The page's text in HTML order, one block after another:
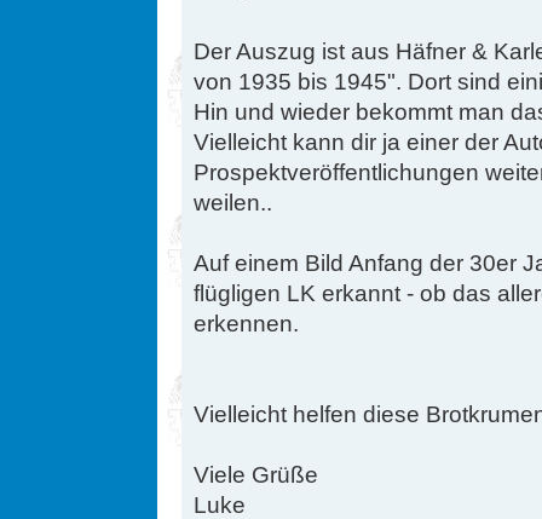
Der Auszug ist aus Häfner &
von 1935 bis 1945". Dort sind
Hin und wieder bekommt man
Vielleicht kann dir ja einer der
Prospektveröffentlichungen
weilen..
Auf einem Bild Anfang der 30er
flügligen LK erkannt - ob das
erkennen.
Vielleicht helfen diese
Viele Grüße
Luke